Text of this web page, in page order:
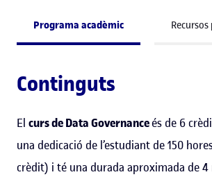
Programa acadèmic
Continguts
El curs de Data Governanceés de 6
una dedicació de l’estudiant de 150
crèdit) i té una durada aproximada de 4